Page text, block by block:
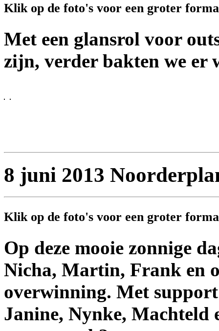
Klik op de foto's voor een groter
Met een glansrol voor
zijn, verder bakten we er
8 juni 2013
Klik op de foto's voor een groter
Op deze mooie zonnige
Nicha, Martin, Frank en
overwinning. Met
Janine, Nynke, Machteld